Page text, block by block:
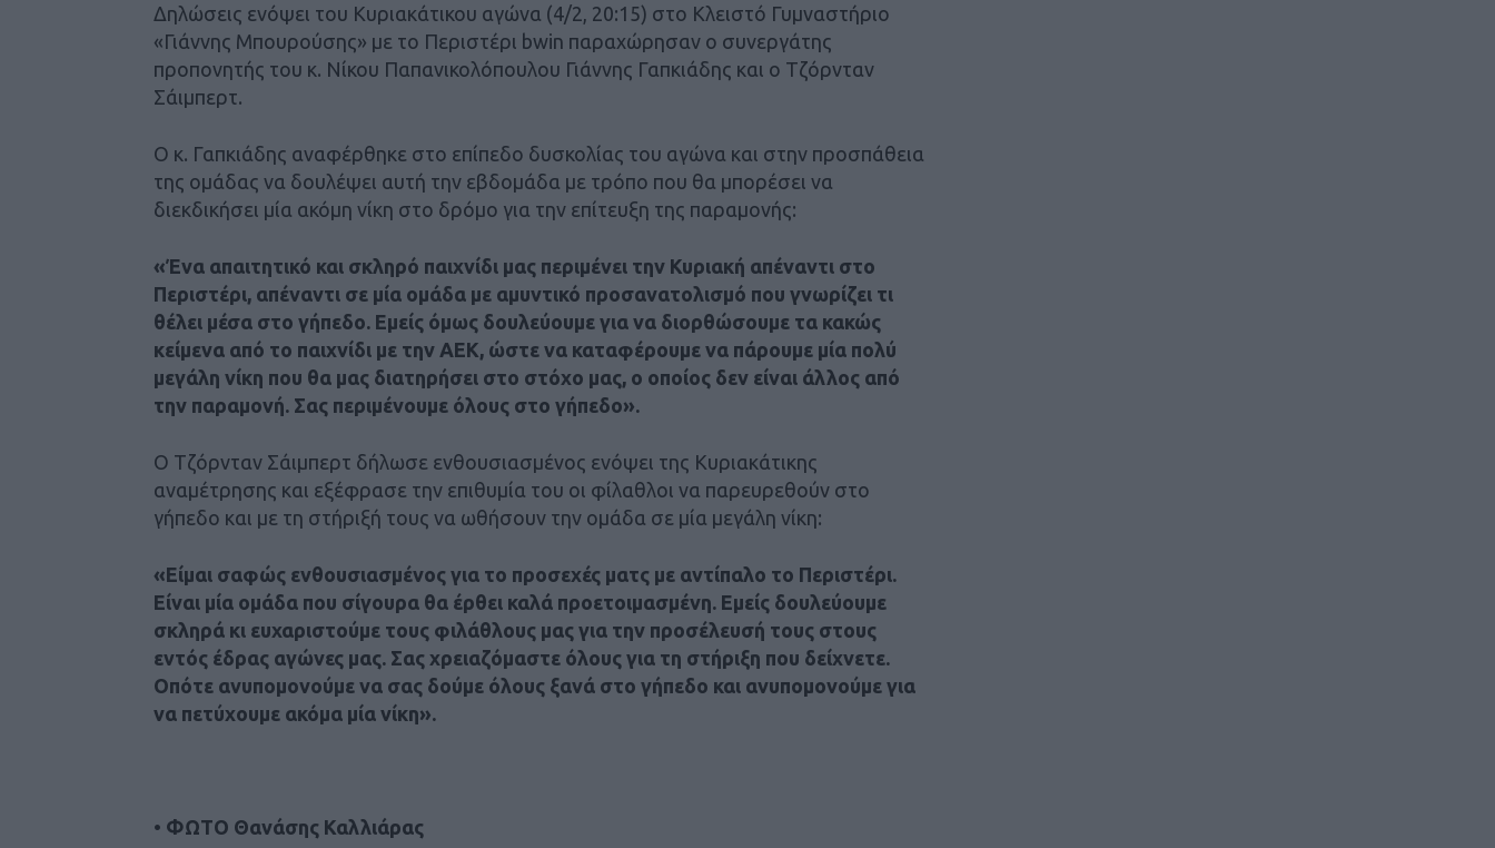
Δηλώσεις ενόψει του Κυριακάτικου αγώνα (4/2, 20:15) στο Κλειστό Γυμναστήριο
«Γιάννης Μπουρούσης» με το Περιστέρι bwin παραχώρησαν ο συνεργάτης
προπονητής του κ. Νίκου Παπανικολόπουλου Γιάννης Γαπκιάδης και ο Τζόρνταν
Σάιμπερτ.
Ο κ. Γαπκιάδης αναφέρθηκε στο επίπεδο δυσκολίας του αγώνα και στην προσπάθεια
της ομάδας να δουλέψει αυτή την εβδομάδα με τρόπο που θα μπορέσει να
διεκδικήσει μία ακόμη νίκη στο δρόμο για την επίτευξη της παραμονής:
«Ένα απαιτητικό και σκληρό παιχνίδι μας περιμένει την Κυριακή απέναντι στο
Περιστέρι, απέναντι σε μία ομάδα με αμυντικό προσανατολισμό που γνωρίζει τι
θέλει μέσα στο γήπεδο. Εμείς όμως δουλεύουμε για να διορθώσουμε τα κακώς
κείμενα από το παιχνίδι με την ΑΕΚ, ώστε να καταφέρουμε να πάρουμε μία πολύ
μεγάλη νίκη που θα μας διατηρήσει στο στόχο μας, ο οποίος δεν είναι άλλος από
την παραμονή. Σας περιμένουμε όλους στο γήπεδο».
Ο Τζόρνταν Σάιμπερτ δήλωσε ενθουσιασμένος ενόψει της Κυριακάτικης
αναμέτρησης και εξέφρασε την επιθυμία του οι φίλαθλοι να παρευρεθούν στο
γήπεδο και με τη στήριξή τους να ωθήσουν την ομάδα σε μία μεγάλη νίκη:
«Είμαι σαφώς ενθουσιασμένος για το προσεχές ματς με αντίπαλο το Περιστέρι.
Είναι μία ομάδα που σίγουρα θα έρθει καλά προετοιμασμένη. Εμείς δουλεύουμε
σκληρά κι ευχαριστούμε τους φιλάθλους μας για την προσέλευσή τους στους
εντός έδρας αγώνες μας. Σας χρειαζόμαστε όλους για τη στήριξη που δείχνετε.
Οπότε ανυπομονούμε να σας δούμε όλους ξανά στο γήπεδο και ανυπομονούμε για
να πετύχουμε ακόμα μία νίκη».
• ΦΩΤΟ Θανάσης Καλλιάρας